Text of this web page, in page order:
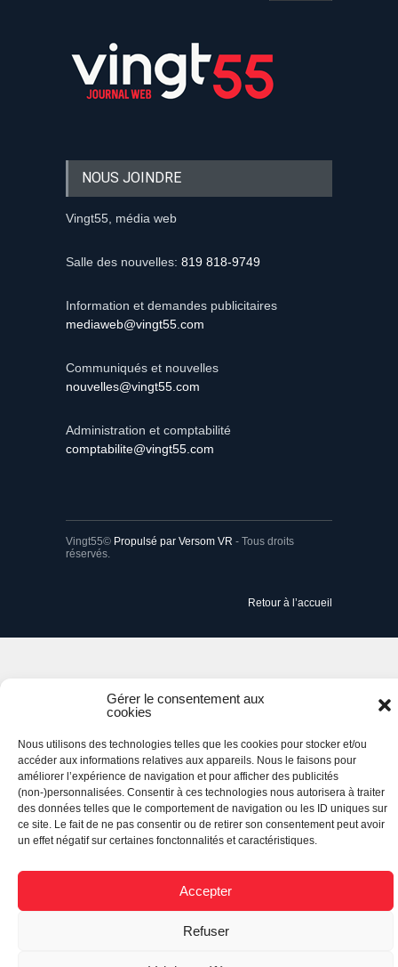
Gérer le consentement aux
cookies
Nous utilisons des technologies telles que les cookies pour stocker et/ou
accéder aux informations relatives aux appareils. Nous le faisons pour
améliorer l’expérience de navigation et pour afficher des publicités
(non-)personnalisées. Consentir à ces technologies nous autorisera à traiter
des données telles que le comportement de navigation ou les ID uniques sur
ce site. Le fait de ne pas consentir ou de retirer son consentement peut avoir
un effet négatif sur certaines fonctonnalités et caractéristiques.
Accepter
Refuser
NOUS JOINDRE
Vingt55, média web
Salle des nouvelles: 819 818-9749
Information et demandes publicitaires
mediaweb@vingt55.com
Communiqués et nouvelles
nouvelles@vingt55.com
Administration et comptabilité
comptabilite@vingt55.com
Vingt55© Propulsé par Versom VR - Tous droits
réservés.
Retour à l’accueil